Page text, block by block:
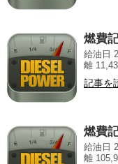
燃費
給油日
離
記事を
燃費
給油日
離